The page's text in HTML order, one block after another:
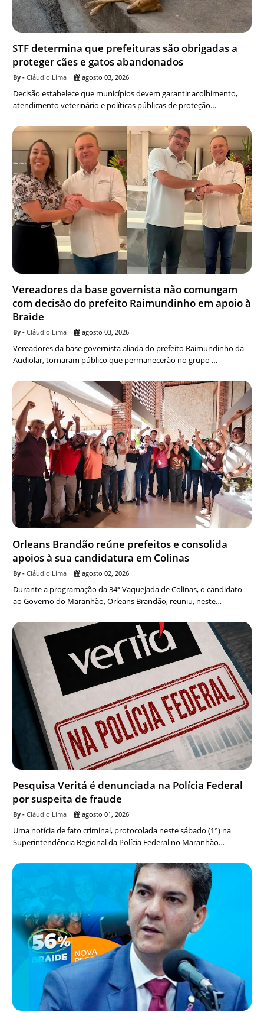
STF determina que prefeituras são obrigadas a
proteger cães e gatos abandonados
Cláudio Lima agosto 03, 2026
Decisão estabelece que municípios devem garantir acolhimento,
atendimento veterinário e políticas públicas de proteção…
Vereadores da base governista não comungam
com decisão do prefeito Raimundinho em apoio à
Braide
Cláudio Lima agosto 03, 2026
Vereadores da base governista aliada do prefeito Raimundinho da
Audiolar, tornaram público que permanecerão no grupo …
Orleans Brandão reúne prefeitos e consolida
apoios à sua candidatura em Colinas
Cláudio Lima agosto 02, 2026
Durante a programação da 34ª Vaquejada de Colinas, o candidato
ao Governo do Maranhão, Orleans Brandão, reuniu, neste…
Pesquisa Veritá é denunciada na Polícia Federal
por suspeita de fraude
Cláudio Lima agosto 01, 2026
Uma notícia de fato criminal, protocolada neste sábado (1°) na
Superintendência Regional da Polícia Federal no Maranhão…